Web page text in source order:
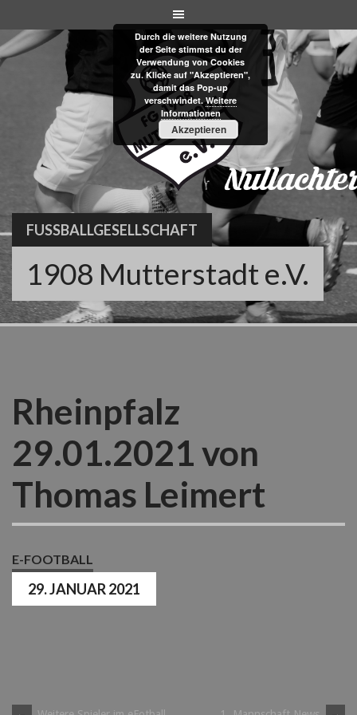
to
content
FUSSBALLGESELLSCHAFT
1908 Mutterstadt e.V.
Rheinpfalz
29.01.2021 von
Thomas Leimert
E-FOOTBALL
29. JANUAR 2021
Durch die weitere Nutzung
der Seite stimmst du der
Verwendung von Cookies
zu. Klicke auf "Akzeptieren",
damit das Pop-up
verschwindet.Weitere
Informationen
Akzeptieren